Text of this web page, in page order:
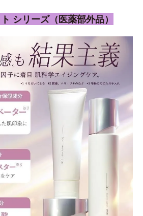
シリーズ（医薬部外品）